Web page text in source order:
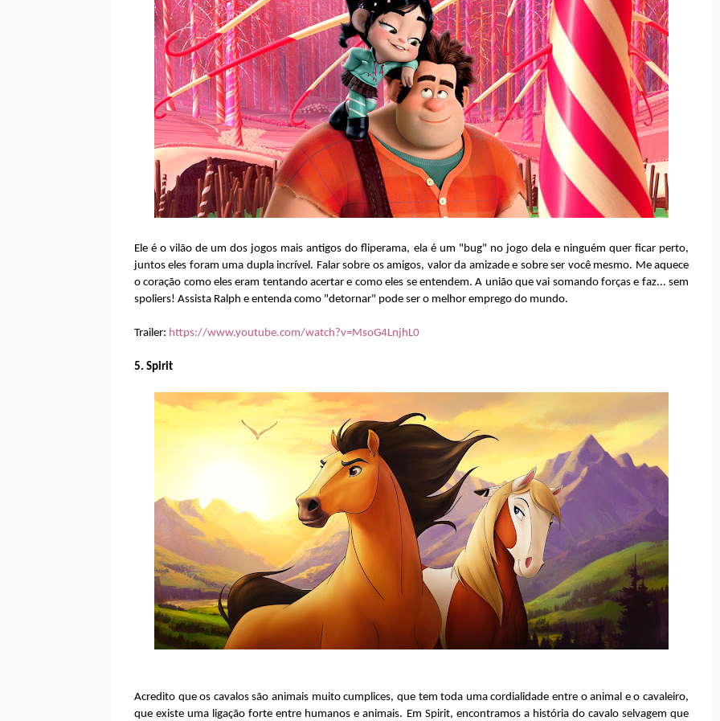
Ele é o vilão de um dos jogos mais antigos do fliperama, ela é um "bug" no jogo dela e ninguém quer ficar perto,
juntos eles foram uma dupla incrível. Falar sobre os amigos, valor da amizade e sobre ser você mesmo. Me aquece
o coração como eles eram tentando acertar e como eles se entendem. A união que vai somando forças e faz... sem
spoliers! Assista Ralph e entenda como "detornar" pode ser o melhor emprego do mundo.
Trailer: https://www.youtube.com/watch?v=MsoG4LnjhL0
5. Spirit
Acredito que os cavalos são animais muito cumplices, que tem toda uma cordialidade entre o animal e o cavaleiro,
que existe uma ligação forte entre humanos e animais. Em Spirit, encontramos a história do cavalo selvagem que